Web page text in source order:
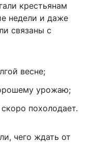
крестьянам
недели и даже
связаны с
весне;
урожаю;
похолодает.
чего ждать от